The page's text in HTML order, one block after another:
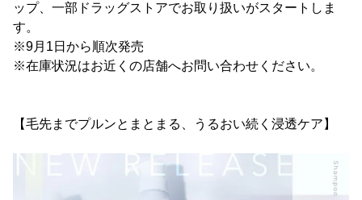
ップ、一部ドラッグストアでお取り扱いがスタートしま
す。
※9月1日から順次発売
※在庫状況はお近くの店舗へお問い合わせください。
【毛先までプルンとまとまる、うるおい続く浸透ケア】